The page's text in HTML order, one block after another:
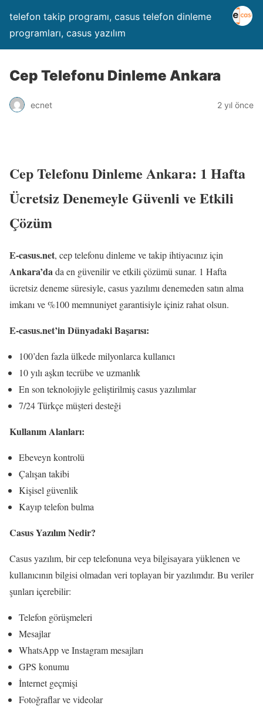
telefon takip programı, casus telefon dinleme
programları, casus yazılım
Cep Telefonu Dinleme Ankara
ecnet 2 yıl önce
Cep Telefonu Dinleme Ankara: 1 Hafta
Ücretsiz Denemeyle Güvenli ve Etkili
Çözüm
E-casus.net, cep telefonu dinleme ve takip ihtiyacınız için
Ankara’dada en güvenilir ve etkili çözümü sunar. 1 Hafta
ücretsiz deneme süresiyle, casus yazılımı denemeden satın alma
imkanı ve %100 memnuniyet garantisiyle içiniz rahat olsun.
E-casus.net’in Dünyadaki Başarısı:
100’den fazla ülkede milyonlarca kullanıcı
10 yılı aşkın tecrübe ve uzmanlık
En son teknolojiyle geliştirilmiş casus yazılımlar
7/24 Türkçe müşteri desteği
Kullanım Alanları:
Ebeveyn kontrolü
Çalışan takibi
Kişisel güvenlik
Kayıp telefon bulma
Casus Yazılım Nedir?
Casus yazılım, bir cep telefonuna veya bilgisayara yüklenen ve
kullanıcının bilgisi olmadan veri toplayan bir yazılımdır. Bu veriler
şunları içerebilir:
Telefon görüşmeleri
Mesajlar
WhatsApp ve Instagram mesajları
GPS konumu
İnternet geçmişi
Fotoğraflar ve videolar